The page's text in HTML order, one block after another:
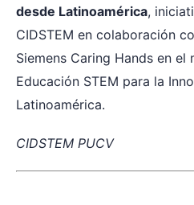
desde Latinoamérica,
CIDSTEM en colaboración
Siemens Caring Hands en
Educación STEM para la
Latinoamérica.
CIDSTEM PUCV